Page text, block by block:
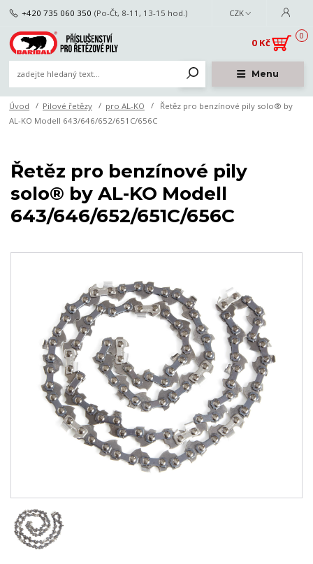
Menu
CZK
+420 735 060 350 (Po-Čt, 8-11, 13-15 hod.)
0
0 Kč
Úvod Pilové řetězy pro AL-KO
Řetěz pro benzínové pily solo® by
AL-KO Modell 643/646/652/651C/656C
Řetěz pro benzínové pily
solo® by AL-KO Modell
643/646/652/651C/656C